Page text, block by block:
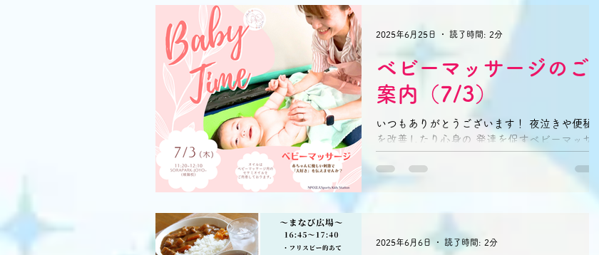
ベビーマッサージのご
案内（7/3）
いつもありがとうございます！ 夜泣きや便秘
を改善したり心身の 発達を促すベビーマッサ
ージ。 ママの優しい手で赤ちゃんに触れて 温
かいぬくもりで赤ちゃんと一緒にリラックス♪
赤ちゃんに優しい刺激で 「大好き！」を伝え
2025年6月25日 読了時間: 2分
2025年6月6日 読了時間: 2分